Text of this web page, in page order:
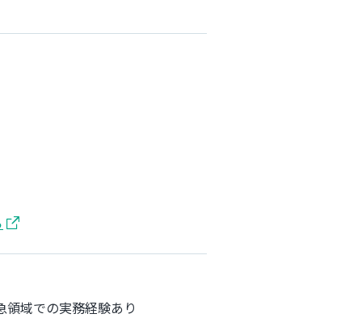
域での実務経験あり